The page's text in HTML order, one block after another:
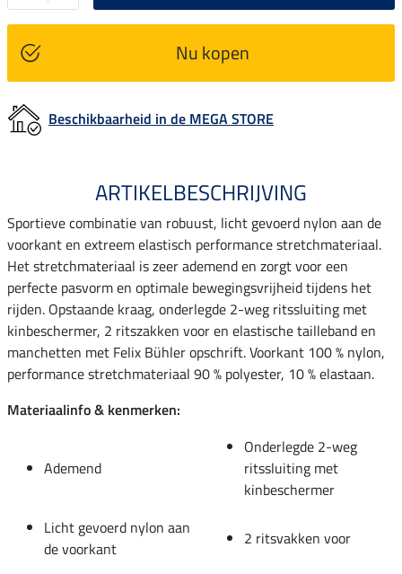
Nu kopen
Beschikbaarheid in de MEGA STORE
ARTIKELBESCHRIJVING
Sportieve combinatie van robuust, licht gevoerd nylon aan de
voorkant en extreem elastisch performance stretchmateriaal.
Het stretchmateriaal is zeer ademend en zorgt voor een
perfecte pasvorm en optimale bewegingsvrijheid tijdens het
rijden. Opstaande kraag, onderlegde 2-weg ritssluiting met
kinbeschermer, 2 ritszakken voor en elastische tailleband en
manchetten met Felix Bühler opschrift. Voorkant 100 % nylon,
performance stretchmateriaal 90 % polyester, 10 % elastaan.
Materiaalinfo & kenmerken:
Ademend
Onderlegde 2-weg
ritssluiting met
kinbeschermer
Licht gevoerd nylon aan
de voorkant
2 ritsvakken voor